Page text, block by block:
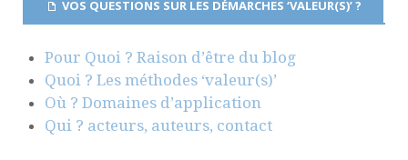
VOS QUESTIONS SUR LES DÉMARCHES ‘VALEUR(S)’ ?
Pour Quoi ? Raison d’être du blog
Quoi ? Les méthodes ‘valeur(s)’
Où ? Domaines d’application
Qui ? acteurs, auteurs, contact